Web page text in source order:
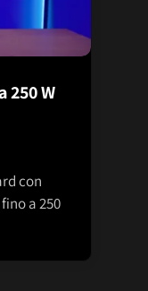
250 W
con
a 250